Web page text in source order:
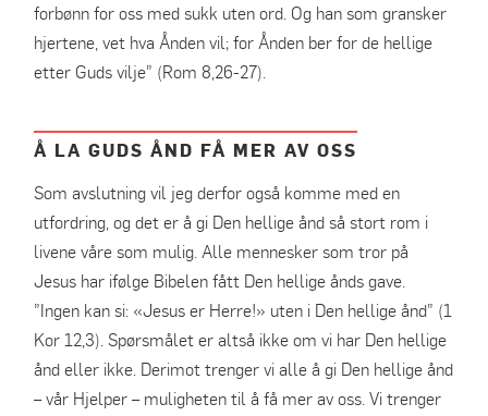
forbønn for oss med sukk uten ord. Og han som gransker
hjertene, vet hva Ånden vil; for Ånden ber for de hellige
etter Guds vilje” (Rom 8,26-27).
Å LA GUDS ÅND FÅ MER AV OSS
Som avslutning vil jeg derfor også komme med en
utfordring, og det er å gi Den hellige ånd så stort rom i
livene våre som mulig. Alle mennesker som tror på
Jesus har ifølge Bibelen fått Den hellige ånds gave.
”Ingen kan si: «Jesus er Herre!» uten i Den hellige ånd” (1
Kor 12,3). Spørsmålet er altså ikke om vi har Den hellige
ånd eller ikke. Derimot trenger vi alle å gi Den hellige ånd
– vår Hjelper – muligheten til å få mer av oss. Vi trenger